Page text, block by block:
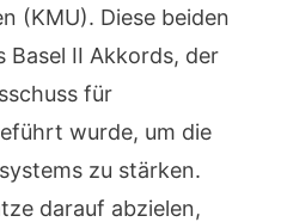
(KMU). Diese beiden
Basel II Akkords, der
für
wurde, um die
zu stärken.
darauf abzielen,